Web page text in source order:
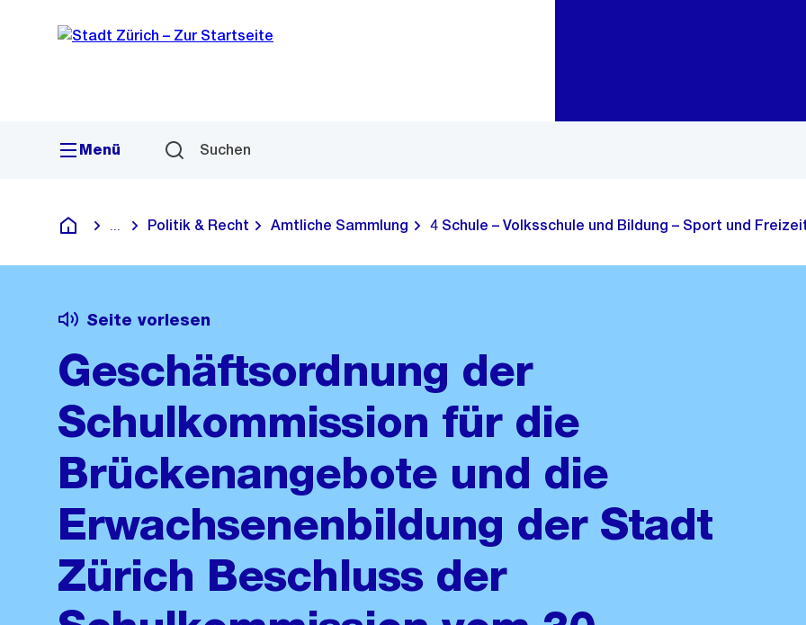
Navigation
Sprunglink
Menü Suchen
Deutsch
Blende alle Breadcrumbs ein
Politik & Recht Amtliche Sammlung 4 Schule – Volksschule und Bildung – Sport und
Seite vorlesen
Geschäftsordnung der
Schulkommission für die
Brückenangebote und die
Erwachsenenbildung der Stadt
Zürich Beschluss der